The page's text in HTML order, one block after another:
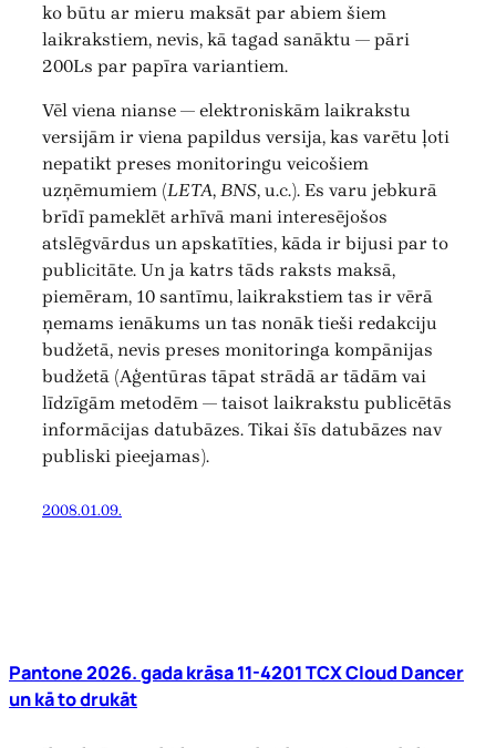
ko būtu ar mieru maksāt par abiem šiem
laikrakstiem, nevis, kā tagad sanāktu — pāri
200Ls par papīra variantiem.
Vēl viena nianse — elektroniskām laikrakstu
versijām ir viena papildus versija, kas varētu ļoti
nepatikt preses monitoringu veicošiem
uzņēmumiem (LETA, BNS, u.c.). Es varu jebkurā
brīdī pameklēt arhīvā mani interesējošos
atslēgvārdus un apskatīties, kāda ir bijusi par to
publicitāte. Un ja katrs tāds raksts maksā,
piemēram, 10 santīmu, laikrakstiem tas ir vērā
ņemams ienākums un tas nonāk tieši redakciju
budžetā, nevis preses monitoringa kompānijas
budžetā (Aģentūras tāpat strādā ar tādām vai
līdzīgām metodēm — taisot laikrakstu publicētās
informācijas datubāzes. Tikai šīs datubāzes nav
publiski pieejamas).
2008.01.09.
Pantone 2026. gada krāsa 11-4201 TCX Cloud Dancer
un kā to drukāt